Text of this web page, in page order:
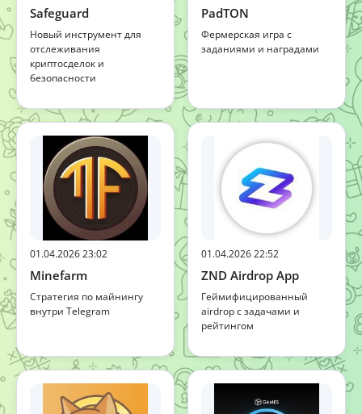
Safeguard
Новый инструмент для
отслеживания
криптосделок и
безопасности
PadTON
Фермерская игра с
заданиями и наградами
01.04.2026 23:02
Minefarm
Стратегия по майнингу
внутри Telegram
01.04.2026 22:52
ZND Airdrop App
Геймифицированный
airdrop с задачами и
рейтингом